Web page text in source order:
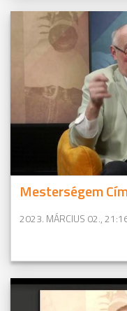
Mesterségem
2023. MÁRCIUS 02.,